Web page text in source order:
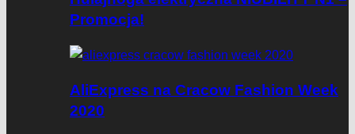
Promocja!
AliExpress na Cracow Fashion Week
2020